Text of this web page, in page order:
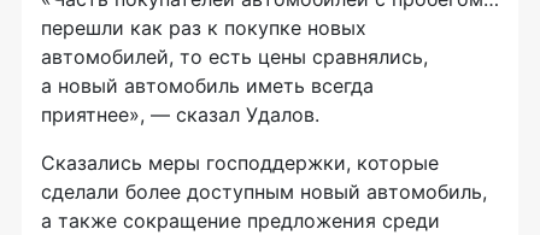
перешли как раз к покупке новых
автомобилей, то есть цены сравнялись,
а новый автомобиль иметь всегда
приятнее», — сказал Удалов.
Сказались меры господдержки, которые
сделали более доступным новый автомобиль,
а также сокращение предложения среди